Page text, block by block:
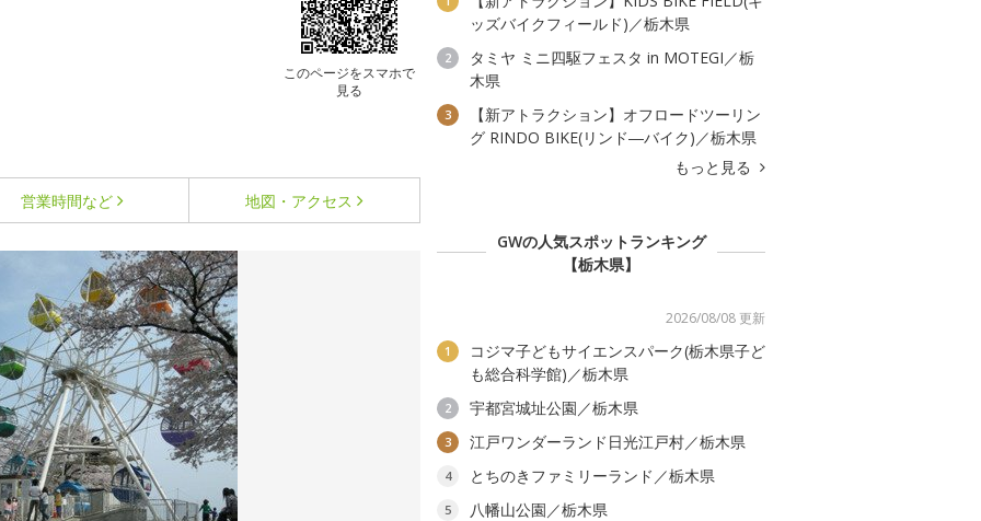
このページをスマホで
見る
営業時間など 地図・アクセス
ッズバイクフィールド)／栃木県
2
タミヤ ミニ四駆フェスタ in MOTEGI／栃
木県
3
【新アトラクション】オフロードツーリン
グ RINDO BIKE(リンド―バイク)／栃木県
もっと見る
GWの人気スポットランキング
【栃木県】
2026/08/08 更新
1
コジマ子どもサイエンスパーク(栃木県子ど
も総合科学館)／栃木県
2 宇都宮城址公園／栃木県
3 江戸ワンダーランド日光江戸村／栃木県
4 とちのきファミリーランド／栃木県
5
八幡山公園／栃木県